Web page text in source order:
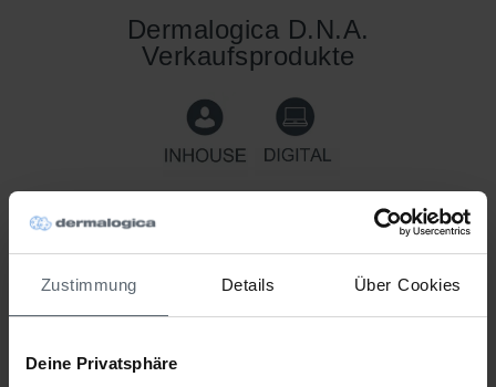
Zustimmung Details Über Cookies
Deine Privatsphäre
Dermalogica D.N.A.
Verkaufsprodukte
Die Schulung „DNA Verkaufsprodukte“ steht ganz
im Zeichen der Entdeckung unserer Dermalogica
über die besten Produkte von Dermalogica und
IHR WICHTIGSTES WORKSHOPZIEL: